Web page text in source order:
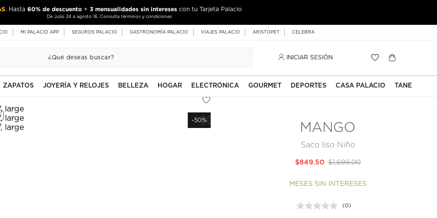
. Hasta 60% de descuento + 3 mensualidades sin intereses con tu Tarjeta Palacio
De Julio 24 a agosto 16. Consulta términos y condiciones
MI PALACIO APP SEGUROS PALACIO GASTRONOMÍA PALACIO VIAJES PALACIO ARISTOPET CELEBRA
INICIAR SESIÓN
ZAPATOS JOYERÍA Y RELOJES BELLEZA HOGAR ELECTRÓNICA GOURMET DEPORTES CASA PALACIO TANE
-50%
MANGO
Saco liso Niño
$1,699.00
$849.50
MESES SIN INTERESES
Sin
(0)